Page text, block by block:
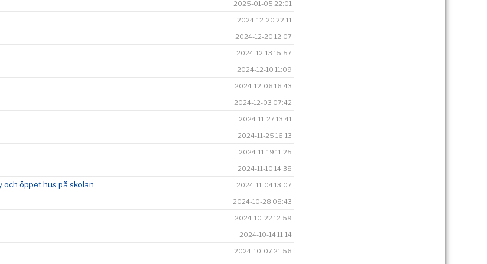
2025-01-05 22:01
2024-12-20 22:11
2024-12-20 12:07
2024-12-13 15:57
2024-12-10 11:09
2024-12-06 16:43
2024-12-03 07:42
2024-11-27 13:41
2024-11-25 16:13
2024-11-19 11:25
2024-11-10 14:38
och öppet hus på skolan 2024-11-04 13:07
2024-10-28 08:43
2024-10-22 12:59
2024-10-14 11:14
2024-10-07 21:56